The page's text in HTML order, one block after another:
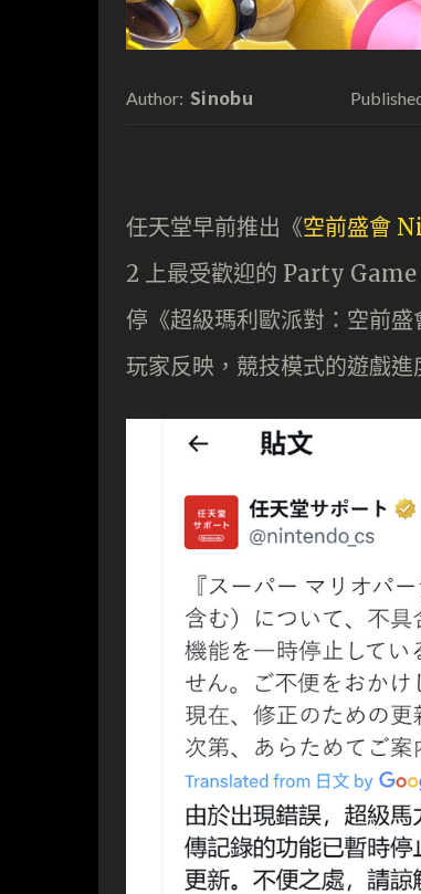
Author: Sinobu
任天堂早前推出《空前盛會
2 上最受歡迎的 Party Game
停《超級瑪利歐派對：空前
玩家反映，競技模式的遊戲